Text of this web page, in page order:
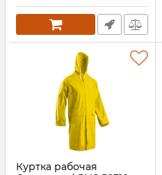
Куртка рабочая